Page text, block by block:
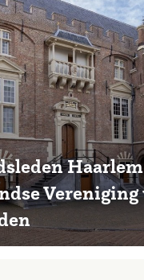
Vereniging